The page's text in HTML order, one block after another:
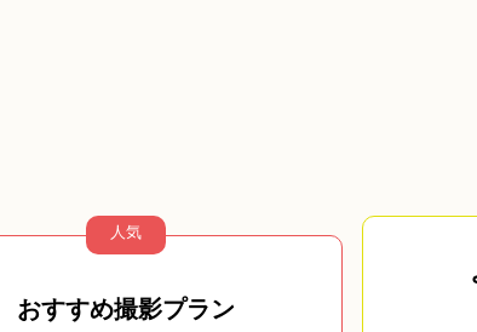
人気
おすすめ撮影プラン